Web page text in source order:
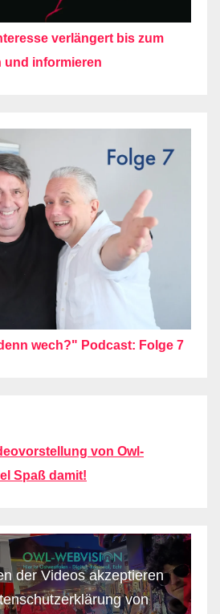
verlängert bis zum
und informieren
wech?" Podcast: Folge 7
von Owl-
Spaß damit!
der Videos akzeptieren
von